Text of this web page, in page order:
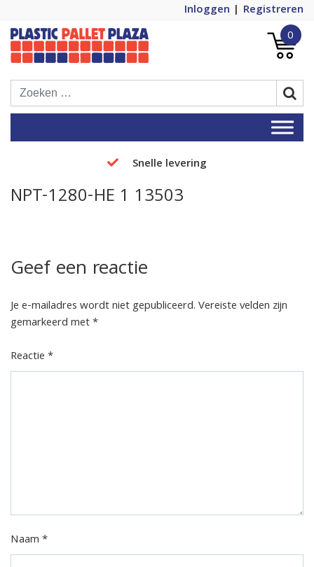
Inloggen
Registreren
Plastic Pallet Plaza
Plastic Pallets Plaza, de nummer 1 in
Europa!
0
Snelle levering
NPT-1280-HE 1 13503
Geef een reactie
Je e-mailadres wordt niet gepubliceerd.Vereiste velden zijn
gemarkeerd met*
Reactie*
Naam*